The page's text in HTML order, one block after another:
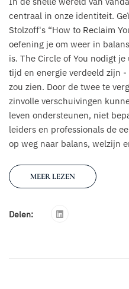
centraal in onze identiteit.
Stolzoff's “How to Reclaim
oefening je om weer in
is. The Circle of You nodigt
tijd en energie verdeeld zijn
zou zien. Door de twee te
zinvolle verschuivingen
leven ondersteunen, niet
leiders en professionals de
op weg naar balans, welzijn
MEER LEZEN
Delen: